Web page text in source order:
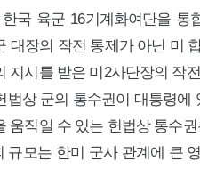
국 육군 16기계화여단을
대장의 작전 통제가 아닌 미
지시를 받은 미2사단장의 작
법상 군의 통수권이 대통령
움직일 수 있는 헌법상 통수
규모는 한미 군사 관계에 큰